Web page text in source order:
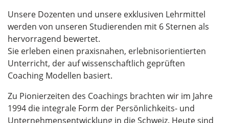
Unsere Dozenten und unsere exklusiven Lehrmittel
werden von unseren Studierenden mit 6 Sternen als
hervorragend bewertet.
Sie erleben einen praxisnahen, erlebnisorientierten
Unterricht, der auf wissenschaftlich geprüften
Coaching Modellen basiert.
Zu Pionierzeiten des Coachings brachten wir im Jahre
1994 die integrale Form der Persönlichkeits- und
Unternehmensentwicklung in die Schweiz. Heute sind